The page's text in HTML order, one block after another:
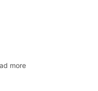
more